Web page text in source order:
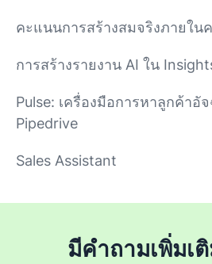
คะแนนการสร้างสมจริงภายใน
การสร้างรายงาน AI ใน
Pulse: เครื่องมือการหาลูกค้า
Pipedrive
Sales Assistant
มีคำถามเพิ่มเ